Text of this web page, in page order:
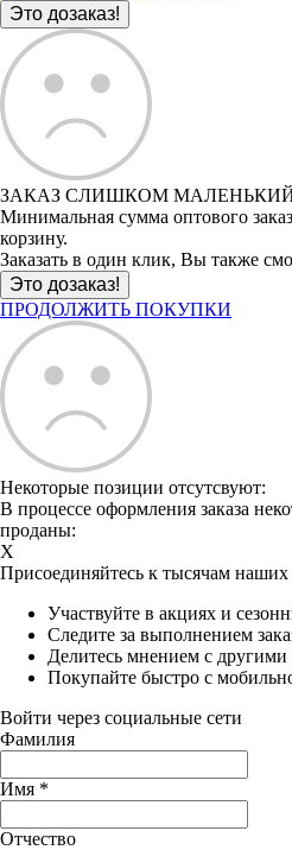
ЗАКАЗ СЛИШКОМ
Минимальная сумма оптового
корзину.
Заказать в один клик, Вы также
ПРОДОЛЖИТЬ ПОКУПКИ
Некоторые позиции отсутсвуют:
В процессе оформления заказа
проданы:
X
Присоединяйтесь к тысячам наших
Участвуйте в акциях и
Следите за выполнением
Делитесь мнением с другими
Покупайте быстро с
Войти через социальные сети
Фамилия
Имя *
Отчество